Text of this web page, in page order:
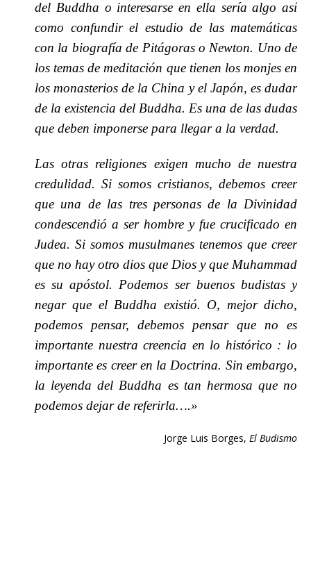
del Buddha o interesarse en ella sería algo así
como confundir el estudio de las matemáticas
con la biografía de Pitágoras o Newton. Uno de
los temas de meditación que tienen los monjes en
los monasterios de la China y el Japón, es dudar
de la existencia del Buddha. Es una de las dudas
que deben imponerse para llegar a la verdad.
Las otras religiones exigen mucho de nuestra
credulidad. Si somos cristianos, debemos creer
que una de las tres personas de la Divinidad
condescendió a ser hombre y fue crucificado en
Judea. Si somos musulmanes tenemos que creer
que no hay otro dios que Dios y que Muhammad
es su apóstol. Podemos ser buenos budistas y
negar que el Buddha existió. O, mejor dicho,
podemos pensar, debemos pensar que no es
importante nuestra creencia en lo histórico : lo
importante es creer en la Doctrina. Sin embargo,
la leyenda del Buddha es tan hermosa que no
podemos dejar de referirla….»
Jorge Luis Borges, El Budismo